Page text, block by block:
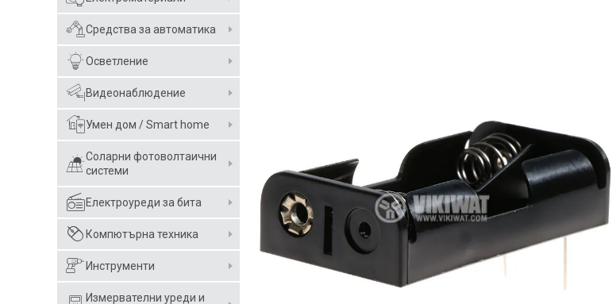
Средства за автоматика
Осветление
Видеонаблюдение
Умен дом / Smart home
Соларни фотоволтаични
системи
Електроуреди за бита
Компютърна техника
Инструменти
Измервателни уреди и